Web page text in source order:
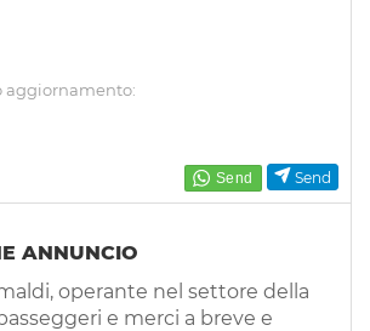
Send
aggiornamento:
ANNUNCIO
operante nel settore della
e merci a breve e